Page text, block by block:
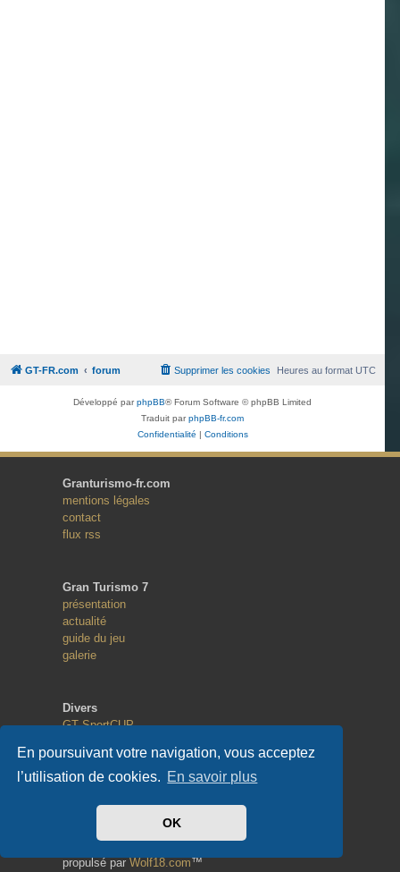
En poursuivant votre navigation, vous acceptez
l’utilisation de cookies. En savoir plus
OK
GT-FR.com forum Heures au formatUTC
Supprimer les cookies
Développé parphpBB® Forum Software © phpBB Limited
Traduit parphpBB-fr.com
Confidentialité
Conditions
Granturismo-fr.com
mentions légales
contact
flux rss
Gran Turismo 7
présentation
actualité
guide du jeu
galerie
Divers
GT SportCUP
Random Race
Copyright
propulsé par Wolf18.com™